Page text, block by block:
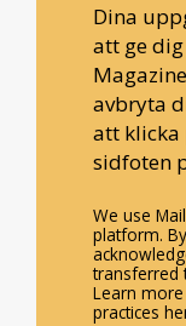
Dina
att ge
avbryta
att klicka
sidfoten
We use
platform.
transferred
Learn
practices